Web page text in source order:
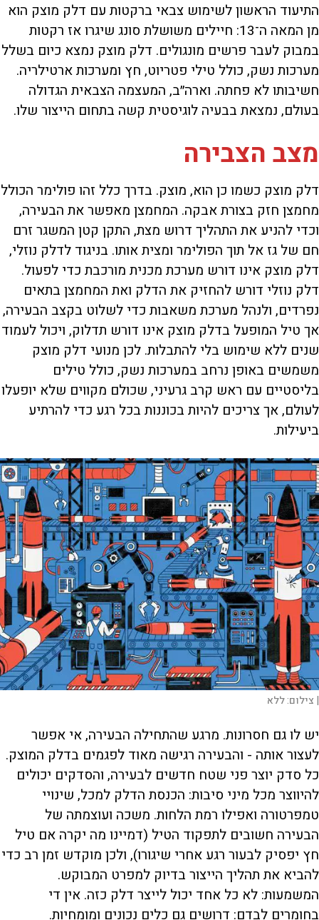
התיעוד הראשון לשימוש צבאי ברקטות עם דלק מוצק הוא
מן המאה ה־13: חיילים משושלת סונג שיגרו אז רקטות
במבוק לעבר פרשים מונגולים. דלק מוצק נמצא כיום בשלל
מערכות נשק, כולל טילי פטריוט, חץ ומערכות ארטילריה.
חשיבותו לא פחתה. וארה״ב, המעצמה הצבאית הגדולה
בעולם, נמצאת בבעיה לוגיסטית קשה בתחום הייצור שלו.
מצב הצבירה
דלק מוצק כשמו כן הוא, מוצק. בדרך כלל זהו פולימר הכולל
מחמצן חזק בצורת אבקה. המחמצן מאפשר את הבעירה,
וכדי להניע את התהליך דרוש מצת, התקן קטן המשגר זרם
חם של גז אל תוך הפולימר ומצית אותו. בניגוד לדלק נוזלי,
דלק מוצק אינו דורש מערכת מכנית מורכבת כדי לפעול.
דלק נוזלי דורש להחזיק את הדלק ואת המחמצן בתאים
נפרדים, ולנהל מערכת משאבות כדי לשלוט בקצב הבעירה,
אך טיל המופעל בדלק מוצק אינו דורש תדלוק, ויכול לעמוד
שנים ללא שימוש בלי להתבלות. לכן מנועי דלק מוצק
משמשים באופן נרחב במערכות נשק, כולל טילים
בליסטיים עם ראש קרב גרעיני, שכולם מקווים שלא יופעלו
לעולם, אך צריכים להיות בכוננות בכל רגע כדי להרתיע
ביעילות.
| צילום:ללא
יש לו גם חסרונות. מרגע שהתחילה הבעירה, אי אפשר
לעצור אותה - והבעירה רגישה מאוד לפגמים בדלק המוצק.
כל סדק יוצר פני שטח חדשים לבעירה, והסדקים יכולים
להיווצר מכל מיני סיבות: הכנסת הדלק למכל, שינויי
טמפרטורה ואפילו רמת הלחות. משכה ועוצמתה של
הבעירה חשובים לתפקוד הטיל (דמיינו מה יקרה אם טיל
חץ יפסיק לבעור רגע אחרי שיגורו), ולכן מוקדש זמן רב כדי
להביא את תהליך הייצור בדיוק למפרט המבוקש.
המשמעות: לא כל אחד יכול לייצר דלק כזה. אין די
בחומרים לבדם: דרושים גם כלים נכונים ומומחיות.